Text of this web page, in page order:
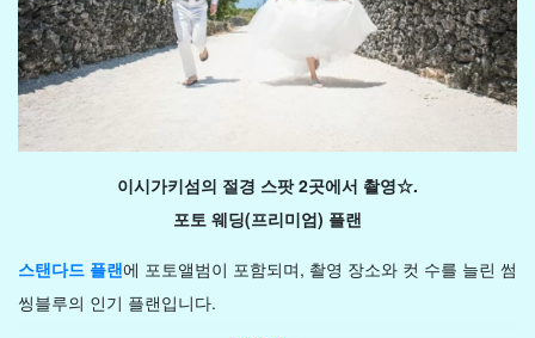
이시가키섬의 절경 스팟 2곳에서 촬영☆.
포토 웨딩(프리미엄) 플랜
스탠다드 플랜에 포토앨범이 포함되며, 촬영 장소와 컷 수를 늘린 썸
씽블루의 인기 플랜입니다.